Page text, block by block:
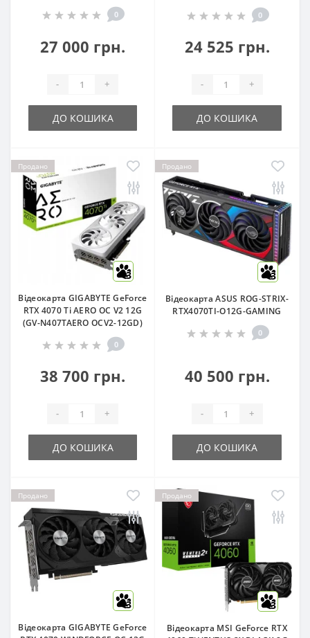
0
27 000 грн.
- +
ДО КОШИКА
0
24 525 грн.
- +
ДО КОШИКА
Продано
3
Відеокарта GIGABYTE GeForce
RTX 4070 Ti AERO OC V2 12G
(GV-N407TAERO OCV2-12GD)
0
38 700 грн.
- +
ДО КОШИКА
Продано
3
Відеокарта ASUS ROG-STRIX-
RTX4070TI-O12G-GAMING
0
40 500 грн.
- +
ДО КОШИКА
Продано
3
Відеокарта GIGABYTE GeForce
Продано
3
Відеокарта MSI GeForce RTX